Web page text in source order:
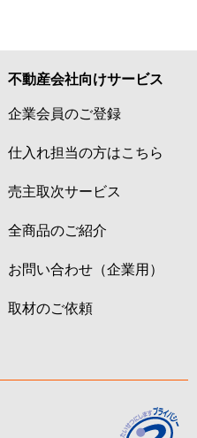
不動産会社向けサービス
企業会員のご登録
仕入れ担当の方はこちら
売主取次サービス
全商品のご紹介
お問い合わせ（企業用）
取材のご依頼